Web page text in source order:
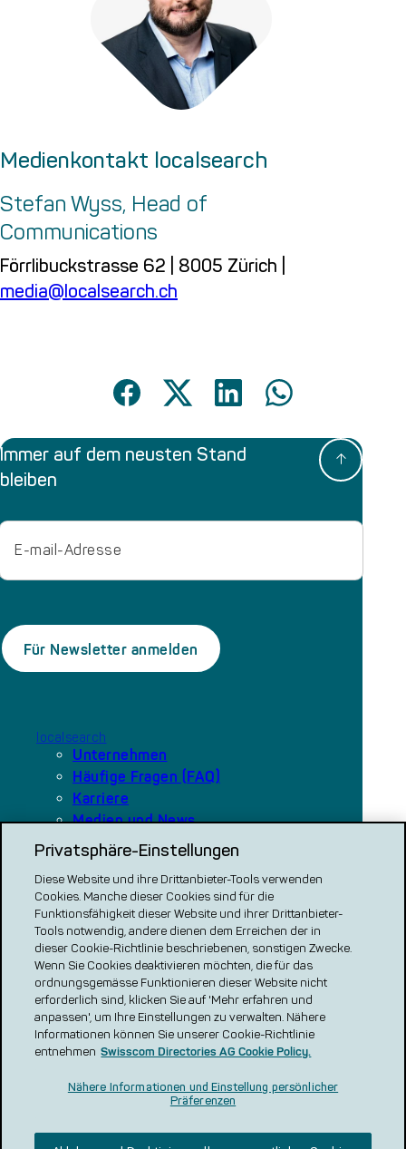
Medienkontakt localsearch
Stefan Wyss, Head of
Communications
Förrlibuckstrasse 62 | 8005 Zürich |
media@localsearch.ch
Immer auf dem neusten Stand
bleiben
Email
localsearch
Unternehmen
Häufige Fragen (FAQ)
Karriere
Medien und News
Unsere Plattformen
local.ch
search.ch
VERGLEICH CH
renovero
Localcities
Privatsphäre-Einstellungen
Diese Website und ihre Drittanbieter-Tools verwenden
Cookies. Manche dieser Cookies sind für die
Funktionsfähigkeit dieser Website und ihrer Drittanbieter-
Tools notwendig, andere dienen dem Erreichen der in
dieser Cookie-Richtlinie beschriebenen, sonstigen Zwecke.
Wenn Sie Cookies deaktivieren möchten, die für das
ordnungsgemässe Funktionieren dieser Website nicht
erforderlich sind, klicken Sie auf 'Mehr erfahren und
anpassen', um Ihre Einstellungen zu verwalten. Nähere
Informationen können Sie unserer Cookie-Richtlinie
entnehmen Swisscom Directories AG Cookie Policy.
Nähere Informationen und Einstellung persönlicher
Präferenzen